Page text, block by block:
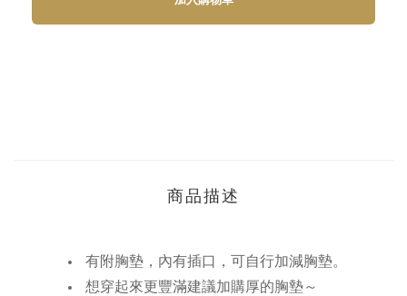
商品描述
有附胸墊，內有插口，可自行加減胸墊。
想穿起來更豐滿建議加購厚的胸墊～